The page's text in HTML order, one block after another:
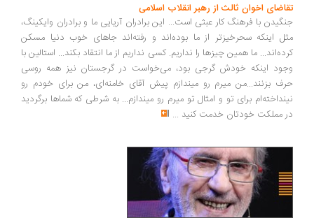
اخوان ثالث از رهبر انقلاب اسلامی
با فرهنگ کار عبثی است... این برادران آریایی ما و برادران وایکینگ،
اینکه سحرخیزتر از ما بوده‌اند و رفته‌اند جاهای خوب دنیا مسکن
ما همین چیزها را نداریم. کسی نداریم از ما انتقاد بکند... استالین با
اینکه خودش گرجی بود، می‌خواست در گرجستان نیز همه روسی
بزنند...من میرم رو میندازم پیش آقای خامنه‌ای، من برای خودم رو
برای تو و امثال تو میرم رو میندازم... به شرطی که شماها برگردید
مملکت خودتان خدمت کنید...